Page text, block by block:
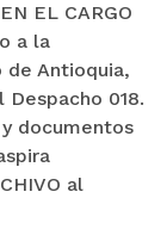
EL CARGO
a la
de Antioquia,
018.
documentos
al